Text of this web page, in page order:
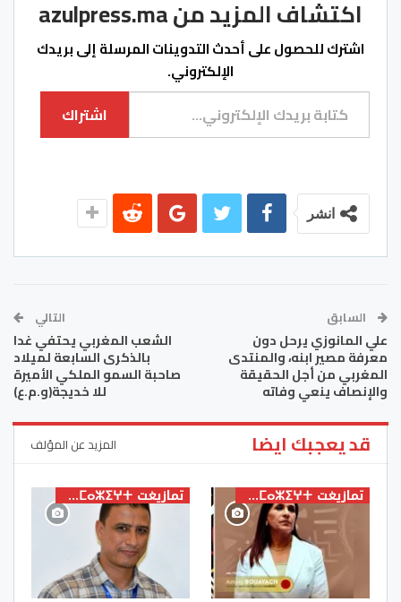
اكتشاف المزيد من azulpress.ma
اشترك للحصول على أحدث التدوينات المرسلة إلى بريدك
الإلكتروني.
كتابة بريدك الإلكتروني...
اشتراك
انشر
السابق
علي المانوزي يرحل دون
معرفة مصير ابنه، والمنتدى
المغربي من أجل الحقيقة
والإنصاف ينعي وفاته
التالي
الشعب المغربي يحتفي غدا
بالذكرى السابعة لميلاد
صاحبة السمو الملكي الأميرة
للا خديجة(و.م.ع)
قد يعجبك ايضا المزيد عن المؤلف
تمازيغت ⵜⴰⵎⴰⵣⵉⵖⵜ تمازيغت ⵜⴰⵎⴰⵣⵉⵖⵜ